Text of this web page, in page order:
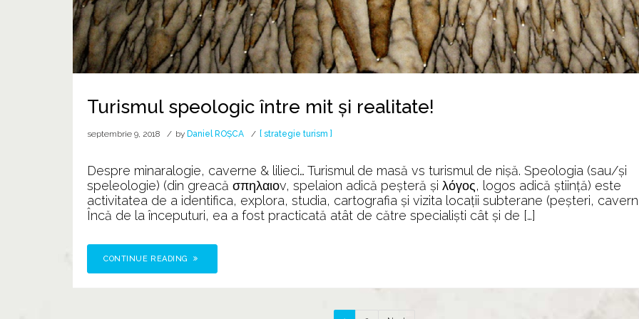
Turismul speologic între mit și realitate!
septembrie 9, 2018 by Daniel ROȘCA [ strategie turism ]
Despre minaralogie, caverne & lilieci… Turismul de masă vs turismul de nișă. Speologia (sau/și
speleologie) (din greacă σπηλαιοv, spelaion adică peșteră și λόγος, logos adică știință) este
activitatea de a identifica, explora, studia, cartografia și vizita locații subterane (peșteri,
Încă de la începuturi, ea a fost practicată atât de către specialiști cât și de […]
CONTINUE READING